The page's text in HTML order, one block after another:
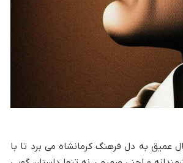
عمیق به دل فرهنگ کرمانشاه می برد تا با